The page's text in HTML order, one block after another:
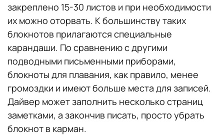
закреплено 15-30 листов и при необходимости
их можно оторвать. К большинству таких
блокнотов прилагаются специальные
карандаши. По сравнению с другими
подводными письменными приборами,
блокноты для плавания, как правило, менее
громоздки и имеют больше места для записей.
Дайвер может заполнить несколько страниц
заметками, а закончив писать, просто убрать
блокнот в карман.